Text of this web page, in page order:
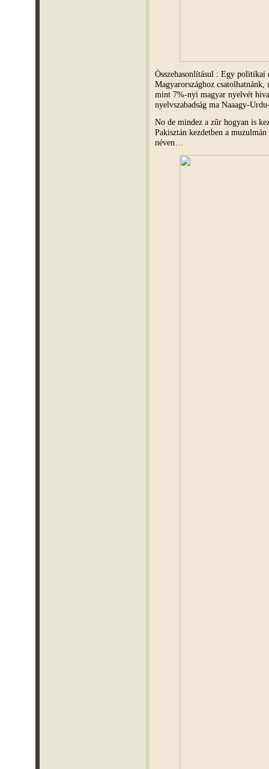
Összehasonlításul : Egy politikai
Magyarországhoz
mint 7%-nyi magyar nyelvét
nyelvszabadság ma Naaagy-
No de mindez a zűr hogyan is
Pakisztán kezdetben a
néven…